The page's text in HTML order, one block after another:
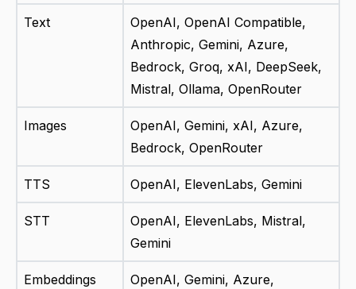
Text
OpenAI, OpenAI Compatible,
Anthropic, Gemini, Azure,
Bedrock, Groq, xAI, DeepSeek,
Mistral, Ollama, OpenRouter
Images
OpenAI, Gemini, xAI, Azure,
Bedrock, OpenRouter
TTS OpenAI, ElevenLabs, Gemini
STT
OpenAI, ElevenLabs, Mistral,
Gemini
Embeddings
OpenAI, Gemini, Azure,